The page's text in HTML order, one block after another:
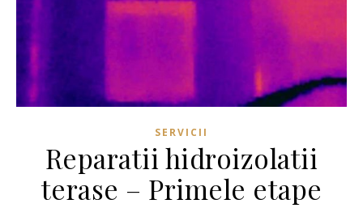
SERVICII
Reparatii hidroizolatii
terase – Primele etape